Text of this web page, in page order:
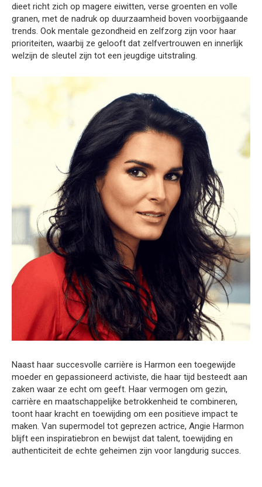
dieet richt zich op magere eiwitten, verse groenten en volle
granen, met de nadruk op duurzaamheid boven voorbijgaande
trends. Ook mentale gezondheid en zelfzorg zijn voor haar
prioriteiten, waarbij ze gelooft dat zelfvertrouwen en innerlijk
welzijn de sleutel zijn tot een jeugdige uitstraling.
Naast haar succesvolle carrière is Harmon een toegewijde
moeder en gepassioneerd activiste, die haar tijd besteedt aan
zaken waar ze echt om geeft. Haar vermogen om gezin,
carrière en maatschappelijke betrokkenheid te combineren,
toont haar kracht en toewijding om een positieve impact te
maken. Van supermodel tot geprezen actrice, Angie Harmon
blijft een inspiratiebron en bewijst dat talent, toewijding en
authenticiteit de echte geheimen zijn voor langdurig succes.